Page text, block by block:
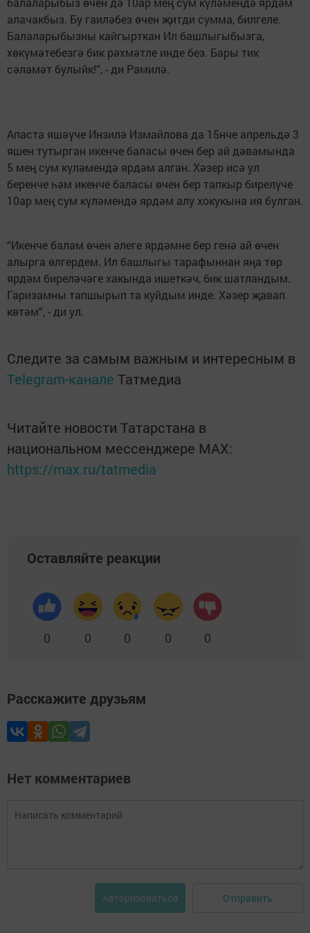
алачакбыз. Бу гаиләбез өчен җитди сумма, билгеле.
Балаларыбызны кайгырткан Ил башлыгыбызга,
хөкүмәтебезгә бик рәхмәтле инде без. Бары тик
сәламәт булыйк!”, - ди Рамилә.
Апаста яшәүче Инзилә Измайлова да 15нче апрельдә 3
яшен тутырган икенче баласы өчен бер ай дәвамында
5 мең сум күләмендә ярдәм алган. Хәзер исә ул
беренче һәм икенче баласы өчен бер тапкыр бирелүче
10ар мең сум күләмендә ярдәм алу хокукына ия булган.
“Икенче балам өчен әлеге ярдәмне бер генә ай өчен
алырга өлгердем. Ил башлыгы тарафыннан яңа төр
ярдәм биреләчәге хакында ишеткәч, бик шатландым.
Гаризамны тапшырып та куйдым инде. Хәзер җавап
көтәм”, - ди ул.
Следите за самым важным и интересным в
Telegram-канале Татмедиа
Читайте новости Татарстана в
национальном мессенджере MАХ:
https://max.ru/tatmedia
Оставляйте реакции
0 0 0 0 0
Расскажите друзьям
Нет комментариев
Авторизоваться Отправить